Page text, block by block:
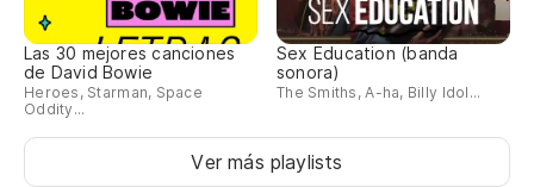
Las 30 mejores canciones
de David Bowie
Heroes, Starman, Space
Oddity...
Sex Education (banda
sonora)
The Smiths, A-ha, Billy Idol...
Ver más playlists